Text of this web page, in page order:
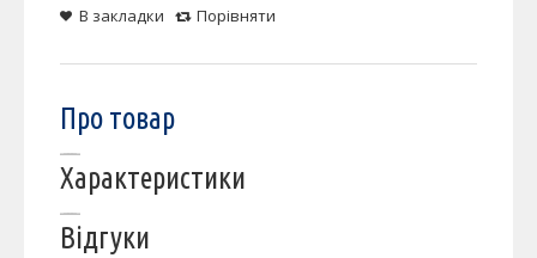
В закладки Порівняти
Про товар
Характеристики
Відгуки